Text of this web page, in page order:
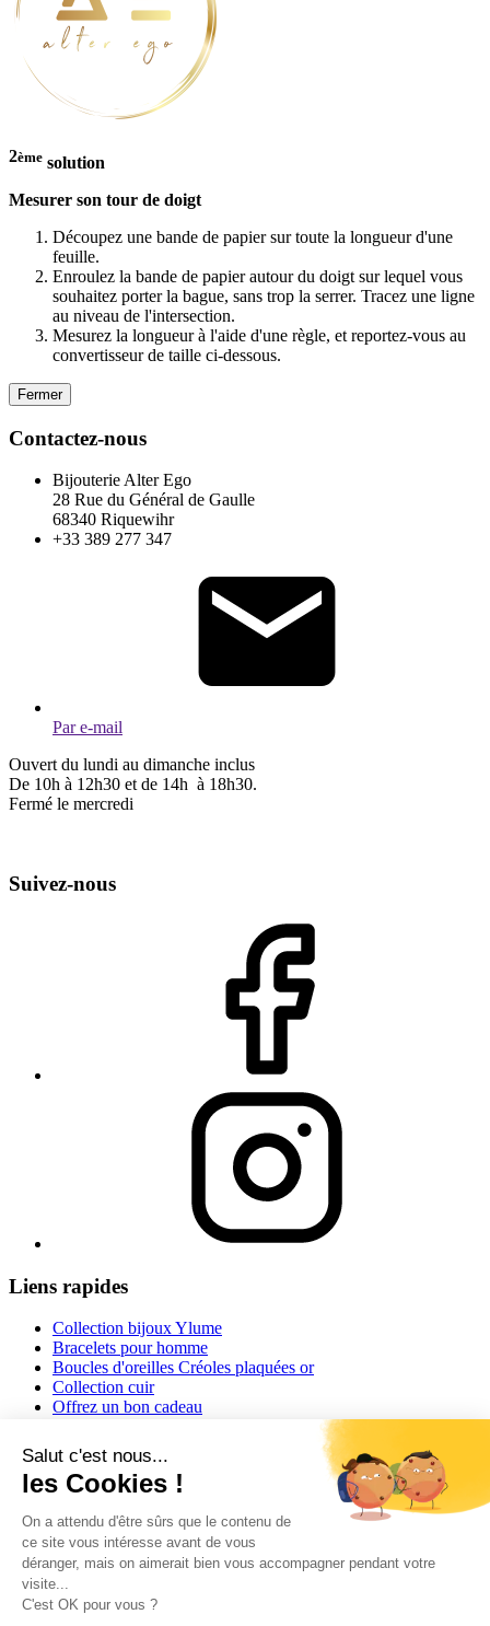
2ème solution
Mesurer son tour de doigt
Découpez une bande de papier sur toute la longueur d'une
feuille.
Enroulez la bande de papier autour du doigt sur lequel vous
souhaitez porter la bague, sans trop la serrer. Tracez une ligne
au niveau de l'intersection.
Mesurez la longueur à l'aide d'une règle, et reportez-vous au
convertisseur de taille ci-dessous.
Fermer
Contactez-nous
Bijouterie Alter Ego
28 Rue du Général de Gaulle
68340 Riquewihr
+33 389 277 347
Par e-mail
Ouvert du lundi au dimanche inclus
De 10h à 12h30 et de 14h à 18h30.
Fermé le mercredi
Suivez-nous
Liens rapides
Collection bijoux Ylume
Bracelets pour homme
Boucles d'oreilles Créoles plaquées or
Collection cuir
Offrez un bon cadeau
Informations
Conditions générales de vente
Mentions légales
Conseils et astuces
Informations livraisons
Retour ou échange
Guide des tailles
Contact